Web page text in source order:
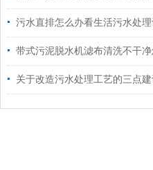
关于改造污水处理工艺的三点建